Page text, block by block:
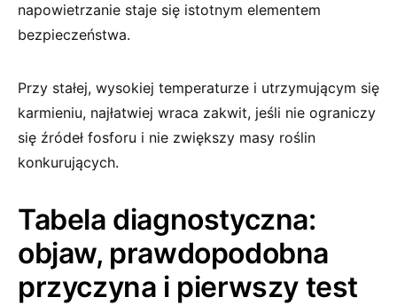
napowietrzanie staje się istotnym elementem
bezpieczeństwa.
Przy stałej, wysokiej temperaturze i utrzymującym się
karmieniu, najłatwiej wraca zakwit, jeśli nie ograniczy
się źródeł fosforu i nie zwiększy masy roślin
konkurujących.
Tabela diagnostyczna:
objaw, prawdopodobna
przyczyna i pierwszy test